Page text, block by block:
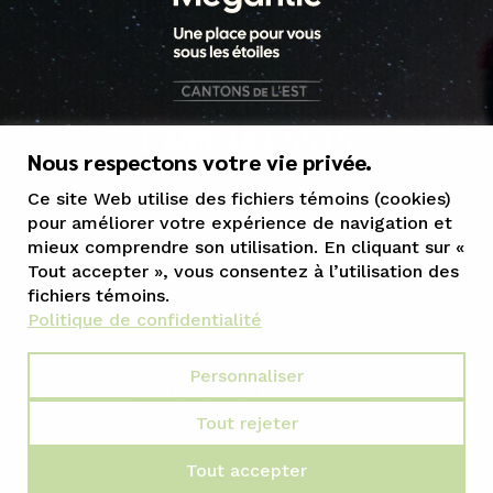
1 800 363-5515
tourisme@mrcgranit.qc.ca
Propulsé par
Nous respectons votre vie privée.
Ce site Web utilise des fichiers témoins (cookies)
pour améliorer votre expérience de navigation et
mieux comprendre son utilisation. En cliquant sur «
Tout accepter », vous consentez à l’utilisation des
fichiers témoins.
Politique de confidentialité
Personnaliser
Tout rejeter
Tout accepter